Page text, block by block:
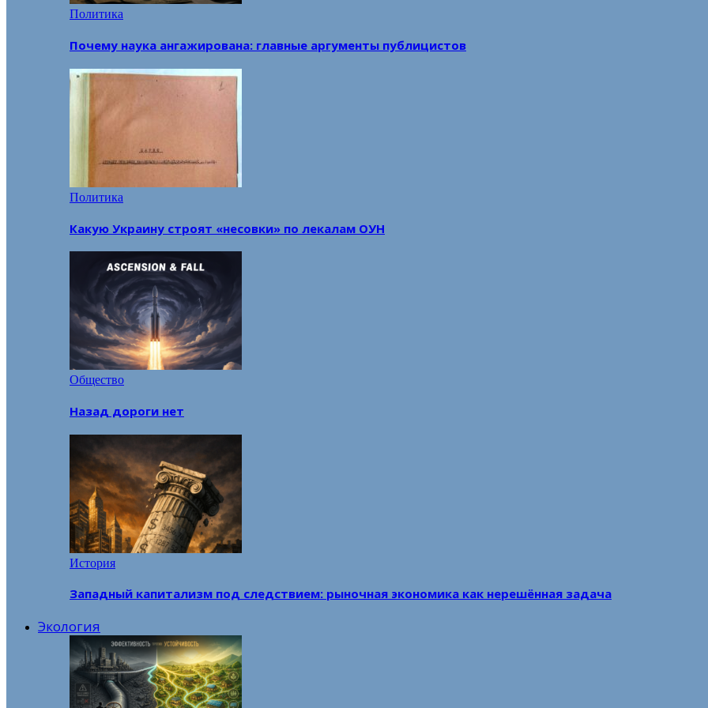
Политика
Почему наука ангажирована: главные аргументы публицистов
Политика
Какую Украину строят «несовки» по лекалам ОУН
Общество
Назад дороги нет
История
Западный капитализм под следствием: рыночная экономика как нерешённая задача
Экология